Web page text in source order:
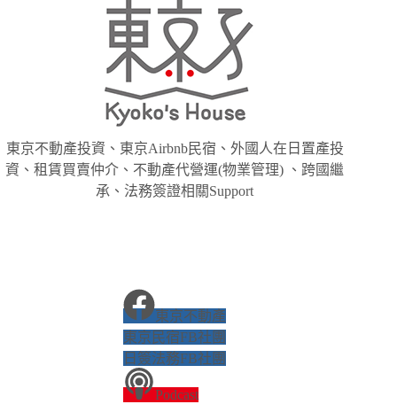
東京不動產投資、東京Airbnb民宿、外國人在日置產投
資、租賃買賣仲介、不動產代營運(物業管理) 、跨國繼
承、法務簽證相關Support
東京不動產
東京民宿FB社團
日簽法務FB社團
Podcast